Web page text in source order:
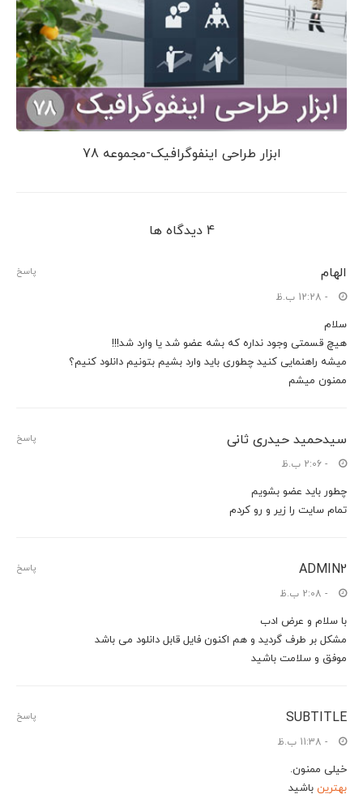
ابزار طراحی اینفوگرافیک-مجموعه 78
4 دیدگاه ها
الهام
- 12:28 ب.ظ
سلام
هیچ قسمتی وجود نداره که بشه عضو شد یا وارد شد!!!
میشه راهنمایی کنید چطوری باید وارد بشیم بتونیم دانلود کنیم؟
ممنون میشم
پاسخ
سیدحمید حیدری ثانی
- 2:06 ب.ظ
چطور باید عضو بشویم
تمام سایت را زیر و رو کردم
پاسخ
ADMIN2
- 2:08 ب.ظ
با سلام و عرض ادب
مشکل بر طرف گردید و هم اکنون فایل قابل دانلود می باشد
موفق و سلامت باشید
پاسخ
SUBTITLE
- 11:38 ب.ظ
خیلی ممنون.
بهترین باشید
پاسخ